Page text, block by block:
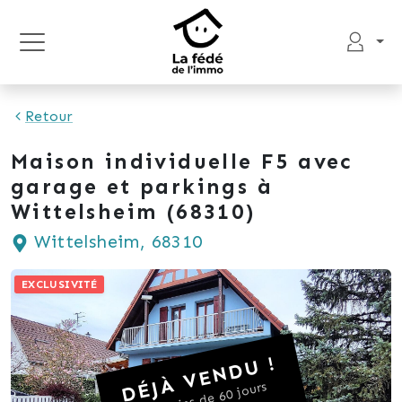
Retour
Maison individuelle F5 avec
garage et parkings à
Wittelsheim (68310)
Wittelsheim, 68310
EXCLUSIVITÉ
DÉJÀ VENDU !